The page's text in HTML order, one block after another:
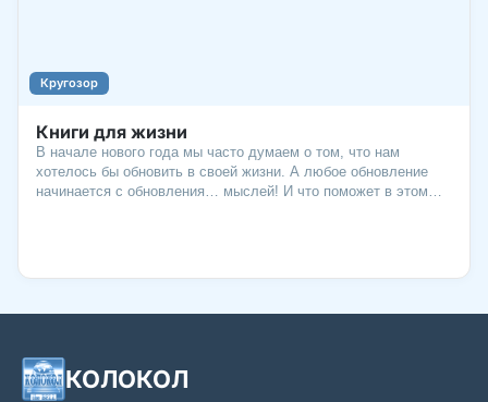
Кругозор
Книги для жизни
В начале нового года мы часто думаем о том, что нам
хотелось бы обновить в своей жизни. А любое обновление
начинается с обновления… мыслей! И что поможет в этом
КОЛОКОЛ